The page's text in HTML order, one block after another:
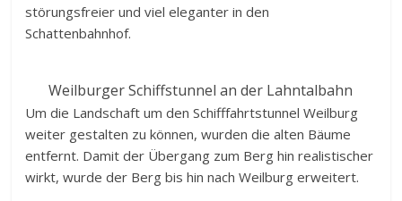
störungsfreier und viel eleganter in den
Schattenbahnhof.
Weilburger Schiffstunnel an der Lahntalbahn
Um die Landschaft um den Schifffahrtstunnel Weilburg
weiter gestalten zu können, wurden die alten Bäume
entfernt. Damit der Übergang zum Berg hin realistischer
wirkt, wurde der Berg bis hin nach Weilburg erweitert.